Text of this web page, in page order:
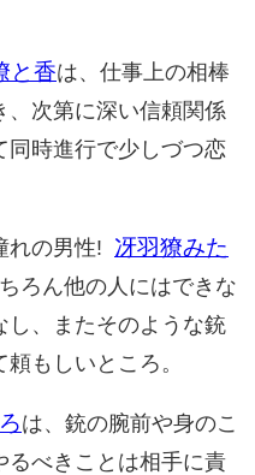
と香は、仕事上の相棒
、次第に深い信頼関係
同時進行で少しづつ恋
れの男性! 冴羽獠みた
ろん他の人にはできな
し、またそのような銃
もしいところ。
は、銃の腕前や身のこ
るべきことは相手に責